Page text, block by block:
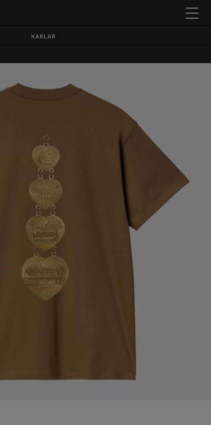
KARLAR